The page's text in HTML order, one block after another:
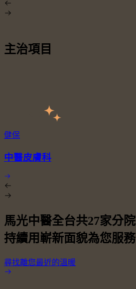
主治項目
健保
中醫皮膚科
馬光中醫全台共27家分院
持續用嶄新面貌為您服務
尋找離您最近的溫暖